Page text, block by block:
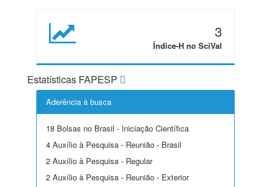
3
Índice-H no SciVal
Estatísticas FAPESP
Aderência à busca
18 Bolsas no Brasil - Iniciação Científica
4 Auxílio à Pesquisa - Reunião - Brasil
2 Auxílio à Pesquisa - Regular
2 Auxílio à Pesquisa - Reunião - Exterior